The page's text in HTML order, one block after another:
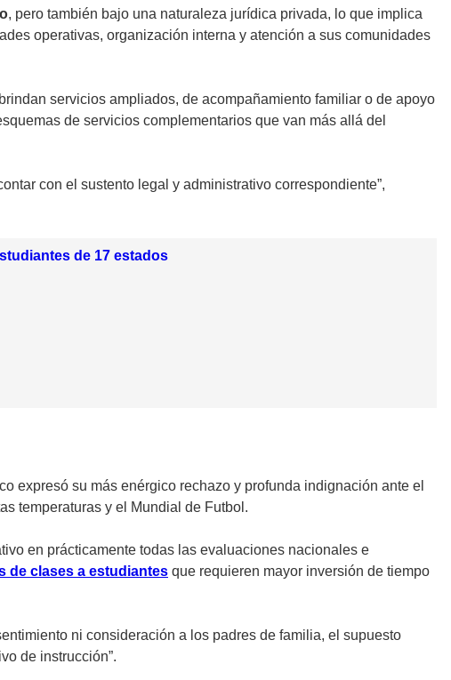
, pero también bajo una naturaleza jurídica privada, lo que implica
operativas, organización interna y atención a sus comunidades
servicios ampliados, de acompañamiento familiar o de apoyo
de servicios complementarios que van más allá del
con el sustento legal y administrativo correspondiente”,
de 17 estados
expresó su más enérgico rechazo y profunda indignación ante el
temperaturas y el Mundial de Futbol.
en prácticamente todas las evaluaciones nacionales e
de clases a estudiantes que requieren mayor inversión de tiempo
ni consideración a los padres de familia, el supuesto
de instrucción”.